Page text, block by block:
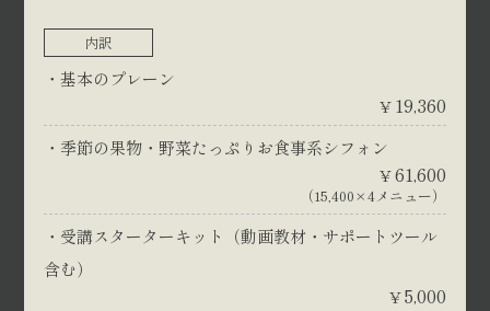
内訳
基本のプレーン
¥ 19,360
季節の果物・野菜たっぷりお食事系シフォン
¥61,600
（15,400×4メニュー）
受講スターターキット（動画教材・サポートツール
含む）
¥5,000